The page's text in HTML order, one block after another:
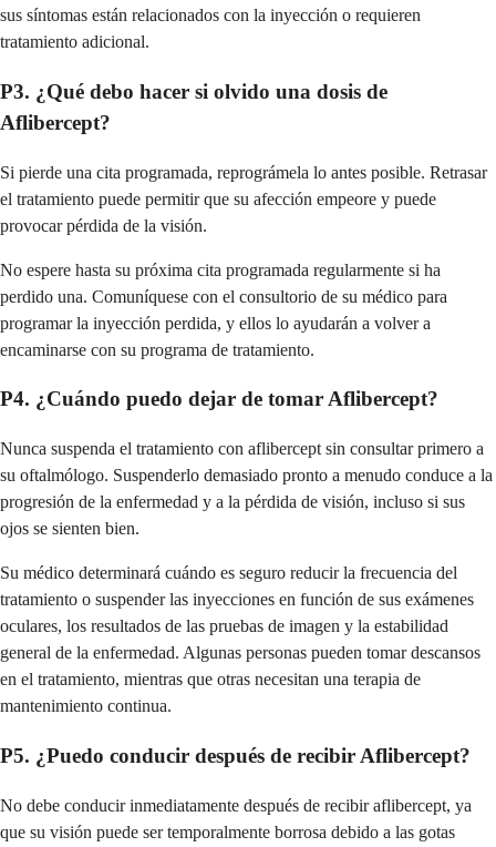
sus síntomas están relacionados con la inyección o requieren
tratamiento adicional.
P3. ¿Qué debo hacer si olvido una dosis de
Aflibercept?
Si pierde una cita programada, reprográmela lo antes posible. Retrasar
el tratamiento puede permitir que su afección empeore y puede
provocar pérdida de la visión.
No espere hasta su próxima cita programada regularmente si ha
perdido una. Comuníquese con el consultorio de su médico para
programar la inyección perdida, y ellos lo ayudarán a volver a
encaminarse con su programa de tratamiento.
P4. ¿Cuándo puedo dejar de tomar Aflibercept?
Nunca suspenda el tratamiento con aflibercept sin consultar primero a
su oftalmólogo. Suspenderlo demasiado pronto a menudo conduce a la
progresión de la enfermedad y a la pérdida de visión, incluso si sus
ojos se sienten bien.
Su médico determinará cuándo es seguro reducir la frecuencia del
tratamiento o suspender las inyecciones en función de sus exámenes
oculares, los resultados de las pruebas de imagen y la estabilidad
general de la enfermedad. Algunas personas pueden tomar descansos
en el tratamiento, mientras que otras necesitan una terapia de
mantenimiento continua.
P5. ¿Puedo conducir después de recibir Aflibercept?
No debe conducir inmediatamente después de recibir aflibercept, ya
que su visión puede ser temporalmente borrosa debido a las gotas